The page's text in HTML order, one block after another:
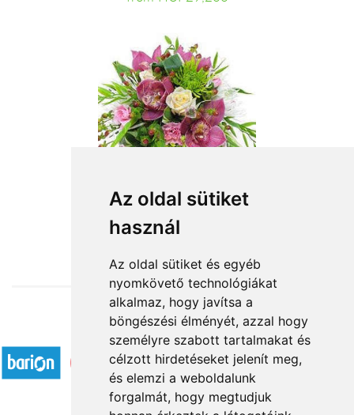
Az oldal sütiket
használ
Az oldal sütiket és egyéb
nyomkövető technológiákat
alkalmaz, hogy javítsa a
böngészési élményét, azzal hogy
személyre szabott tartalmakat és
célzott hirdetéseket jelenít meg,
és elemzi a weboldalunk
forgalmát, hogy megtudjuk
from HUF29,200
Accepted payment methods